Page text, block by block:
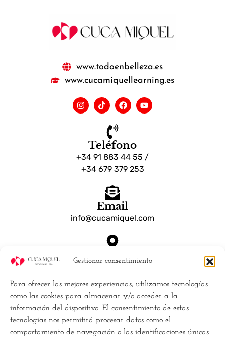
Gestionar consentimiento
Para ofrecer las mejores experiencias, utilizamos tecnologías
como las cookies para almacenar y/o acceder a la
información del dispositivo. El consentimiento de estas
tecnologías nos permitirá procesar datos como el
comportamiento de navegación o las identificaciones únicas
www.todoenbelleza.es
www.cucamiquellearning.es
Teléfono
+34 91 883 44 55 /
+34 679 379 253
Email
info@cucamiquel.com
Dónde estamos
Calle Luchana, 25 28010 Madrid España
Empresa
Políticas de Cookies (UE)
Política de privacidad
Términos y Condiciones